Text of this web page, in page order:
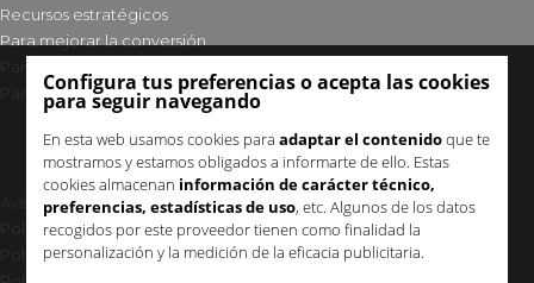
Configura tus preferencias o acepta las cookies
para seguir navegando
En esta web usamos cookies para adaptar el contenidoque te
mostramos y estamos obligados a informarte de ello. Estas
cookies almacenan información de carácter técnico,
preferencias, estadísticas de uso, etc. Algunos de los datos
recogidos por este proveedor tienen como finalidad la
personalización y la medición de la eficacia publicitaria.
Recursos estratégicos
Para mejorar la conversión
Para mejorar tu visibilidad
Aviso legal y política de privacidad
Política de cookies
Política de seguridad